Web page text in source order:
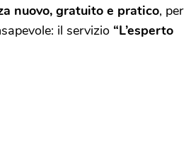
nuovo, gratuito e pratico, per
il servizio “L’esperto